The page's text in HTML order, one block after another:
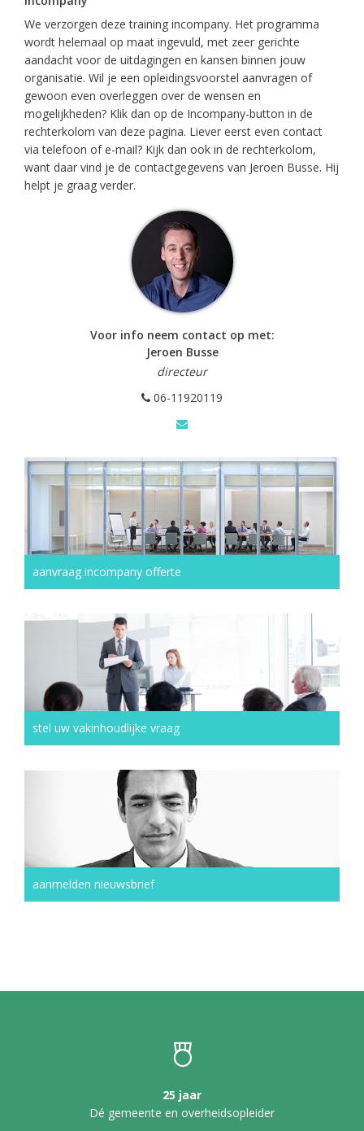
We verzorgen deze training incompany. Het programma
wordt helemaal op maat ingevuld, met zeer gerichte
aandacht voor de uitdagingen en kansen binnen jouw
organisatie. Wil je een opleidingsvoorstel aanvragen of
gewoon even overleggen over de wensen en
mogelijkheden? Klik dan op de Incompany-button in de
rechterkolom van deze pagina. Liever eerst even contact
via telefoon of e-mail? Kijk dan ook in de rechterkolom,
want daar vind je de contactgegevens van Jeroen Busse. Hij
helpt je graag verder.
Voor info neem contact op met:
Jeroen Busse
directeur
06-11920119
aanvraag incompany offerte
stel uw vakinhoudlijke vraag
aanmelden nieuwsbrief
25 jaar
Dé gemeente en overheidsopleider